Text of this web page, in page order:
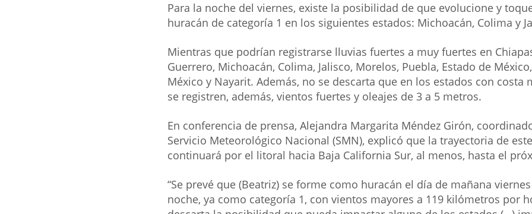
Para la noche del viernes, existe la posibilidad de que evolucione y
huracán de categoría 1 en los siguientes estados: Michoacán, Colima y
Mientras que podrían registrarse lluvias fuertes a muy fuertes en
Guerrero, Michoacán, Colima, Jalisco, Morelos, Puebla, Estado de
México y Nayarit. Además, no se descarta que en los estados con costa
se registren, además, vientos fuertes y oleajes de 3 a 5 metros.
En conferencia de prensa, Alejandra Margarita Méndez Girón,
Servicio Meteorológico Nacional (SMN), explicó que la trayectoria de
continuará por el litoral hacia Baja California Sur, al menos, hasta el
“Se prevé que (Beatriz) se forme como huracán el día de mañana
noche, ya como categoría 1, con vientos mayores a 119 kilómetros por